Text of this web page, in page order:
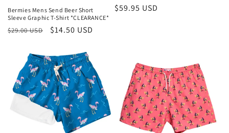
Bermies Mens Send Beer Short
Sleeve Graphic T-Shirt *CLEARANCE*
Prix
$29.00 USD
Prix
$14.50 USD
Prix
$59.95 USD